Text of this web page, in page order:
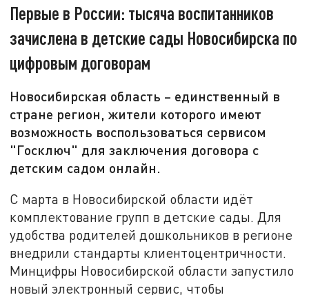
Первые в России: тысяча воспитанников
зачислена в детские сады Новосибирска по
цифровым договорам
Новосибирская область – единственный в
стране регион, жители которого имеют
возможность воспользоваться сервисом
"Госключ" для заключения договора с
детским садом онлайн.
С марта в Новосибирской области идёт
комплектование групп в детские сады. Для
удобства родителей дошкольников в регионе
внедрили стандарты клиентоцентричности.
Минцифры Новосибирской области запустило
новый электронный сервис, чтобы